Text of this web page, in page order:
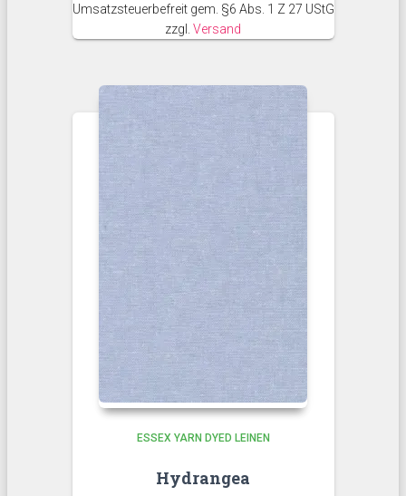
Umsatzsteuerbefreit gem. §6 Abs. 1 Z 27 UStG
zzgl. Versand
ESSEX YARN DYED LEINEN
Hydrangea